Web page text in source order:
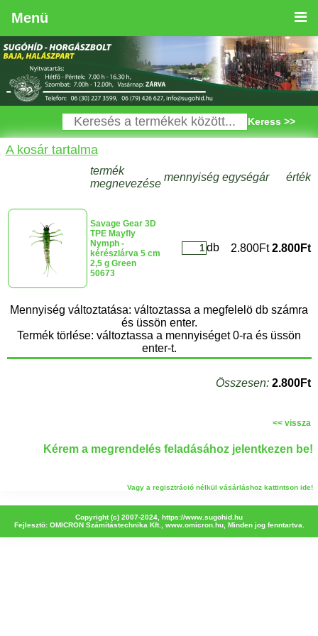
Menü
Keress >>
A kosár tartalma
termék
megnevezése
mennyiség egységár érték
Savage Gear 3D
TPE Mayfly
Nymph -
kérészlárva 5 cm
2,5 g Green
50673
db 2.800Ft 2.800Ft
Mennyiség változtatása: változtassa a megfelelö db számra
és üssön enter.
Termék törlése: változtassa a mennyiséget 0-ra és üssön
enter-t.
Összesen: 2.800Ft
<< vissza
Kérem a megrendelés feladásához jelentkezen be!
Vagy a regisztráció nélkül vásárláshoz kattintson ide!
Copyright (c) 2007-2024, https://www.sugohid.hu
Fejlesztö: OMICRON Számítástechnika Kft., www.omicron.hu, Minden jog fenntartva.